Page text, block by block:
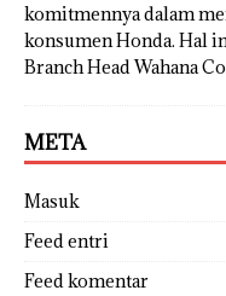
komitmennya dalam
konsumen Honda. Hal
Branch Head Wahana
META
Masuk
Feed entri
Feed komentar